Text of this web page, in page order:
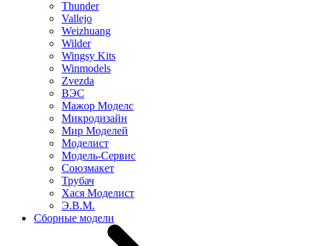
Thunder
Vallejo
Weizhuang
Wilder
Wingsy Kits
Winmodels
Zvezda
ВЭС
Мажор Моделс
Микродизайн
Мир Моделей
Моделист
Модель-Сервис
Союзмакет
Трубач
Хася Моделист
Э.В.М.
Сборные модели